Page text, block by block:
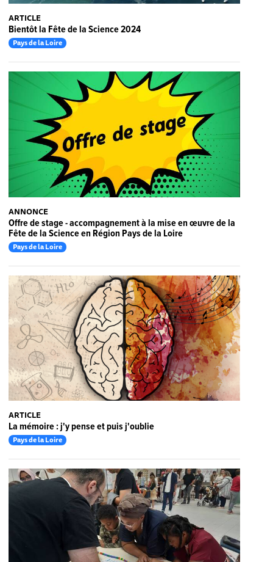
ARTICLE
Bientôt la Fête de la Science 2024
Pays de la Loire
ANNONCE
Offre de stage - accompagnement à la mise en œuvre de la
Fête de la Science en Région Pays de la Loire
Pays de la Loire
ARTICLE
La mémoire : j'y pense et puis j'oublie
Pays de la Loire